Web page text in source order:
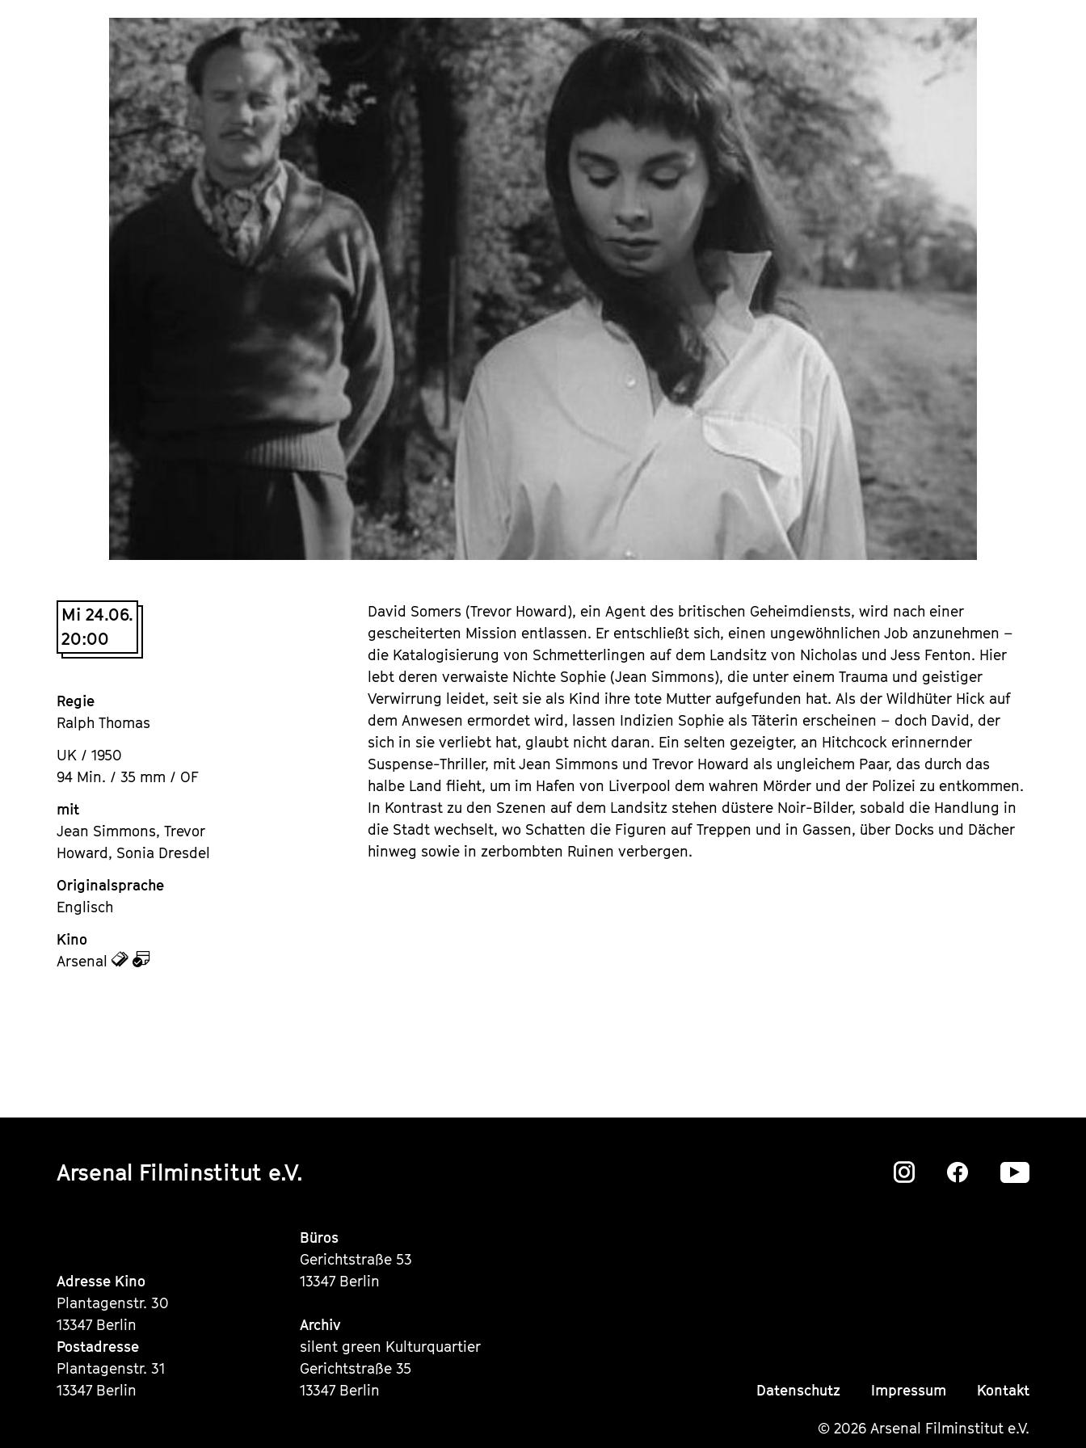
Mi 24.06.
20:00
Regie
Ralph Thomas
UK / 1950
94 Min. / 35 mm / OF
mit
Jean Simmons, Trevor
Howard, Sonia Dresdel
Originalsprache
Englisch
Kino
Arsenal
zu
David Somers (Trevor Howard), ein Agent des britischen Geheimdiensts, wird nach einer
gescheiterten Mission entlassen. Er entschließt sich, einen ungewöhnlichen Job anzunehmen –
die Katalogisierung von Schmetterlingen auf dem Landsitz von Nicholas und Jess Fenton. Hier
lebt deren verwaiste Nichte Sophie (Jean Simmons), die unter einem Trauma und geistiger
Verwirrung leidet, seit sie als Kind ihre tote Mutter aufgefunden hat. Als der Wildhüter Hick auf
dem Anwesen ermordet wird, lassen Indizien Sophie als Täterin erscheinen – doch David, der
sich in sie verliebt hat, glaubt nicht daran. Ein selten gezeigter, an Hitchcock erinnernder
Suspense-Thriller, mit Jean Simmons und Trevor Howard als ungleichem Paar, das durch das
halbe Land flieht, um im Hafen von Liverpool dem wahren Mörder und der Polizei zu entkommen.
In Kontrast zu den Szenen auf dem Landsitz stehen düstere Noir-Bilder, sobald die Handlung in
die Stadt wechselt, wo Schatten die Figuren auf Treppen und in Gassen, über Docks und Dächer
hinweg sowie in zerbombten Ruinen verbergen.
Arsenal Filminstitut e.V.
Zu
Zu
Zu
Adresse Kino
Plantagenstr. 30
13347 Berlin
Postadresse
Plantagenstr. 31
13347 Berlin
Büros
Gerichtstraße 53
13347 Berlin
Archiv
silent green Kulturquartier
Gerichtstraße 35
13347 Berlin
Datenschutz Impressum Kontakt
© 2026 Arsenal Filminstitut e.V.